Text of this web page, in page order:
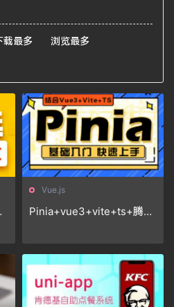
载最多
浏览最多
Vue.js
Pinia+vue3+vite+ts+腾讯I